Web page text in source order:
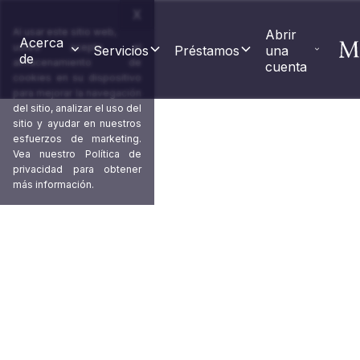
X
Al usar este sitio web,
usted acepta el
almacenamiento de
cookies en su dispositivo
para mejorar la navegación
del sitio, analizar el uso del
sitio y ayudar en nuestros
esfuerzos de marketing.
Vea nuestro Política de
privacidad para obtener
más información.
Acerca
de
Servicios Préstamos
Abrir
una
cuenta
Una cuenta